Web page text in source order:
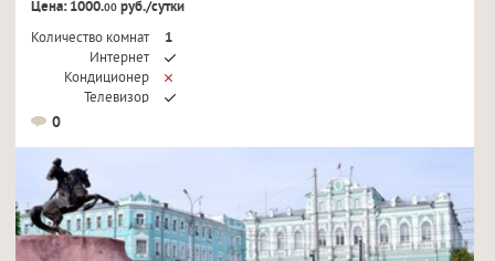
Цена: 1000.00руб./сутки
Количество комнат
1
Интернет
Кондиционер
Телевизор
0